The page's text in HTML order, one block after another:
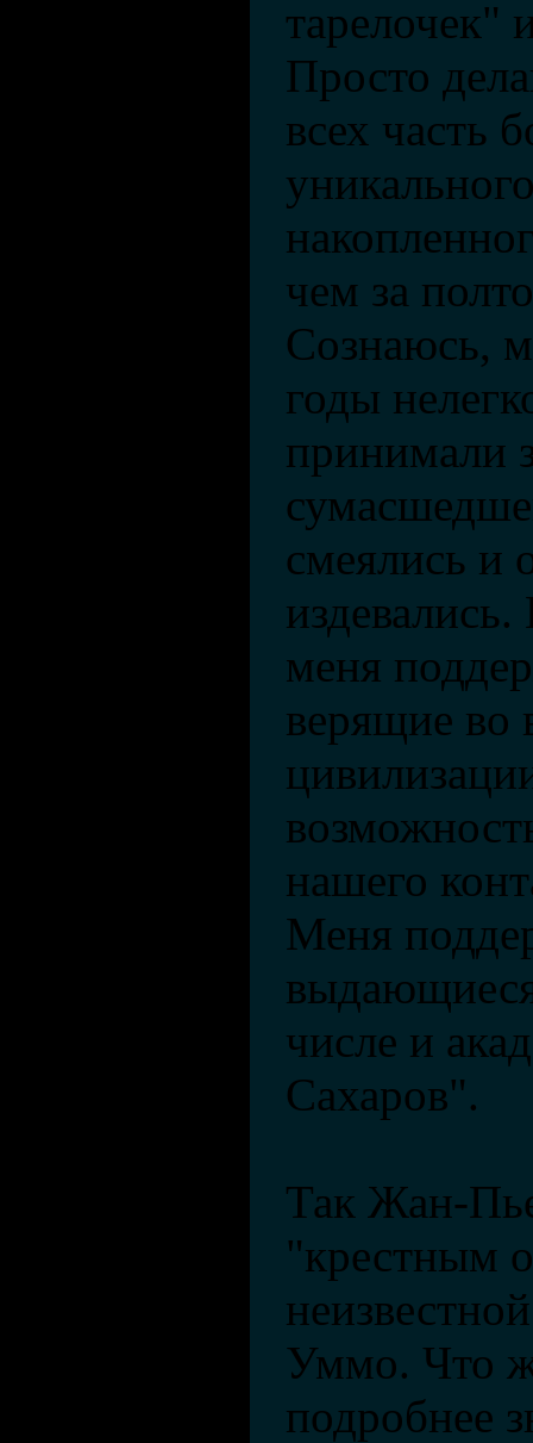
Просто
всех часть
чем за
Сознаюсь,
годы
принимали
смеялись и
меня
верящие во
нашего
Меня
числе и
Сахаров".
Так Жан-
"крестным
Уммо. Что
подробнее